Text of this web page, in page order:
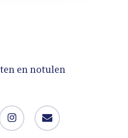
en notulen
instagram email